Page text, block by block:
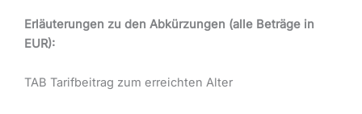
Erläuterungen zu den Abkürzungen (alle Beträge in
EUR):
TAB Tarifbeitrag zum erreichten Alter